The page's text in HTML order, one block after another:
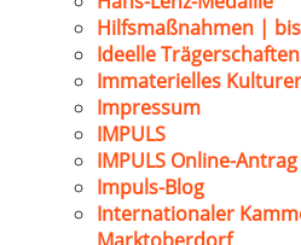
Hilfsmaßnahmen | bis
Ideelle
Immaterielles
Impressum
IMPULS
IMPULS Online-Antrag
Impuls-Blog
Internationaler